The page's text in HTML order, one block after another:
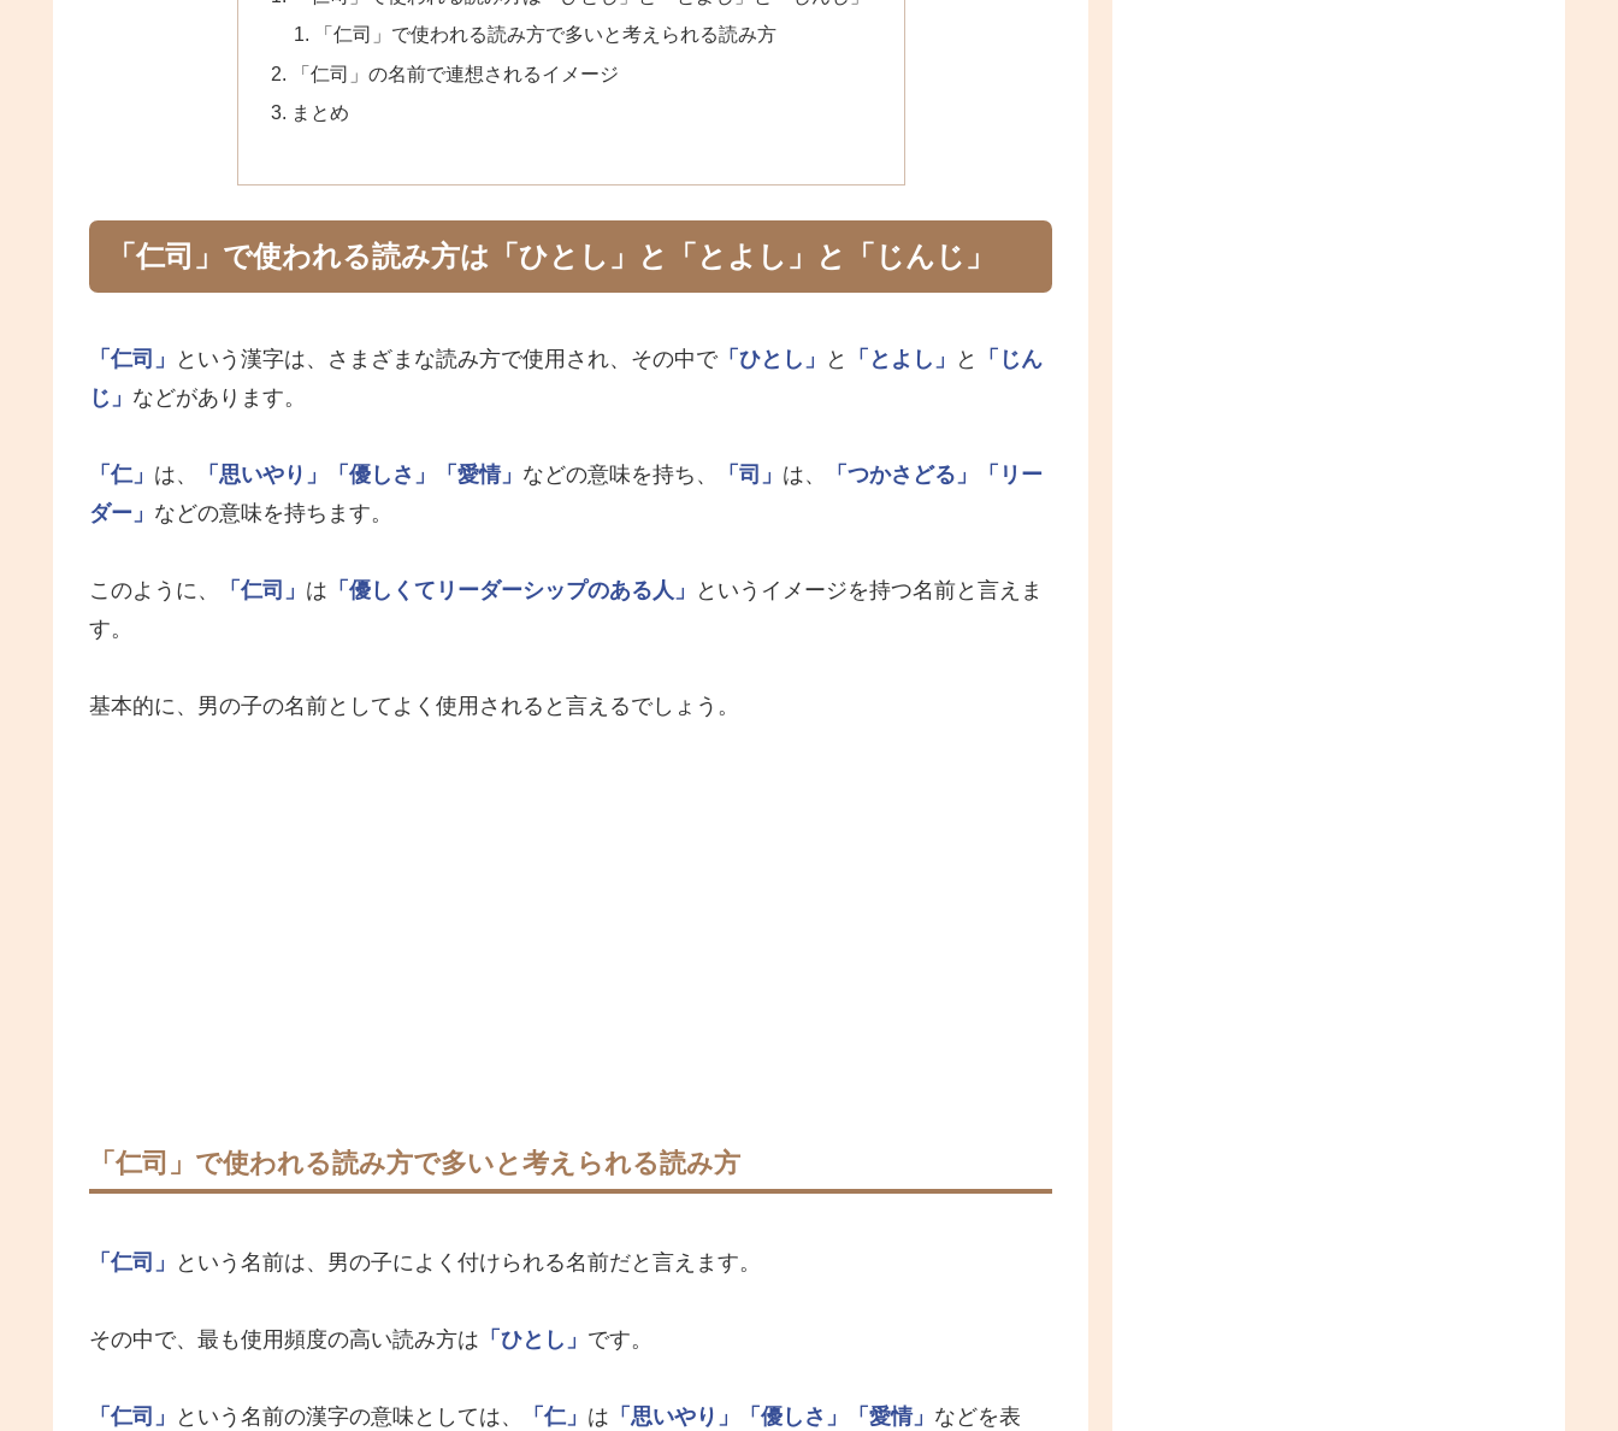
「仁司」で使われる読み方で多いと考えられる読み方
「仁司」の名前で連想されるイメージ
まとめ
「仁司」で使われる読み方は「ひとし」と「とよし」と「じんじ」
「仁司」 という漢字は、さまざまな読み方で使用され、その中で「ひとし」 と 「とよし」 と
「じん
じ」 などがあります。
「仁」 は、 「思いやり」 「優しさ」 「愛情」 などの意味を持ち、 「司」 は、 「つかさどる」
「リー
ダー」 などの意味を持ちます。
このように、 「仁司」 は 「優しくてリーダーシップのある人」
というイメージを持つ名前と言えま
す。
基本的に、男の子の名前としてよく使用されると言えるでしょう。
「仁司」で使われる読み方で多いと考えられる読み方
「仁司」 という名前は、男の子によく付けられる名前だと言えます。
その中で、最も使用頻度の高い読み方は 「ひとし」 です。
「仁司」 という名前の漢字の意味としては、 「仁」 は 「思いやり」 「優しさ」 「愛情」 などを表